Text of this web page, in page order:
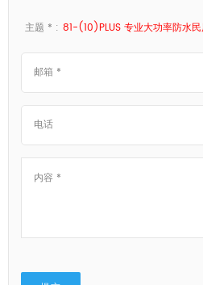
主题 * : 81-(10)PLUS 专业大功率防水